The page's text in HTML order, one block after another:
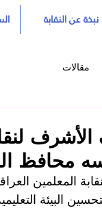
نبذة عن النقابة
مقالات
محافظ
المعلمين
البيئة